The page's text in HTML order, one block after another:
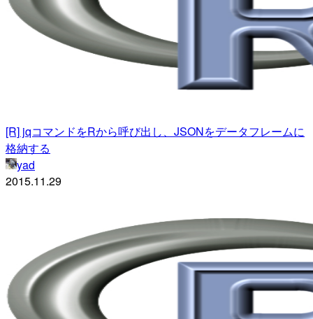
[R] jqコマンドをRから呼び出し、JSONをデータフレームに
格納する
yad
2015.11.29